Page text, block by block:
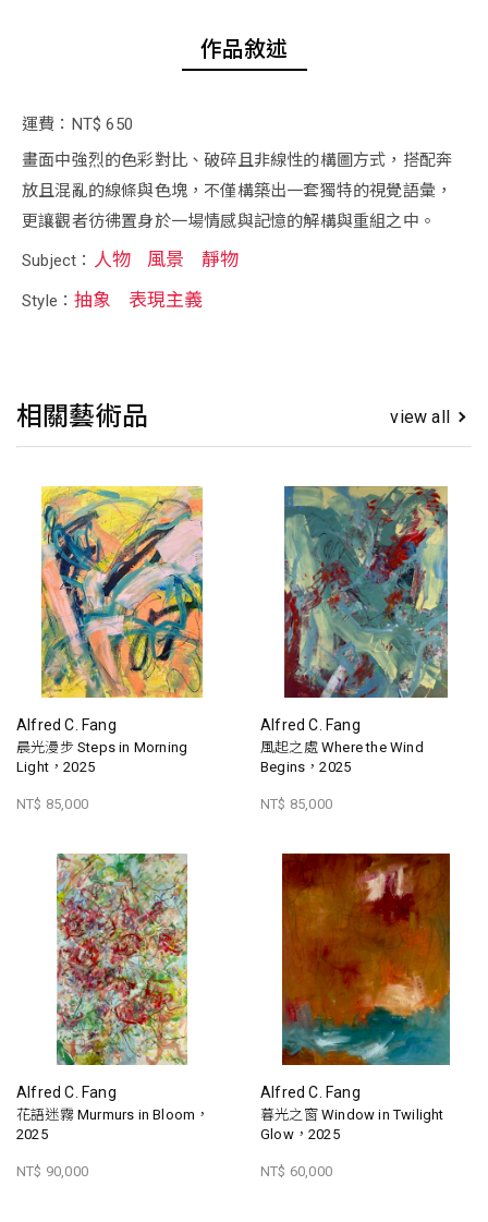
作品敘述
運費：NT$ 650
畫面中強烈的色彩對比、破碎且非線性的構圖方式，搭配奔
放且混亂的線條與色塊，不僅構築出一套獨特的視覺語彙，
更讓觀者彷彿置身於一場情感與記憶的解構與重組之中。
Subject： 人物 風景 靜物
Style：抽象 表現主義
相關藝術品 view all
Alfred C. Fang
晨光漫步 Steps in Morning
Light，2025
NT$ 85,000
Alfred C. Fang
風起之處 Where the Wind
Begins，2025
NT$ 85,000
Alfred C. Fang
花語迷霧 Murmurs in Bloom，
2025
NT$ 90,000
Alfred C. Fang
暮光之窗 Window in Twilight
Glow，2025
NT$ 60,000